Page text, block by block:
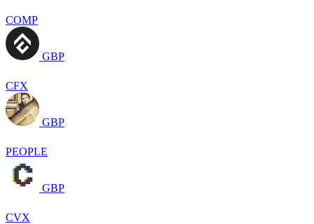
COMP
GBP
CFX
GBP
PEOPLE
GBP
CVX